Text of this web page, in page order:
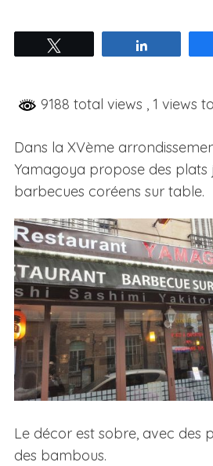
9188 total views , 1 views
Dans la XVème
Yamagoya propose des plats
barbecues coréens sur table.
Le décor est sobre, avec des
des bambous.